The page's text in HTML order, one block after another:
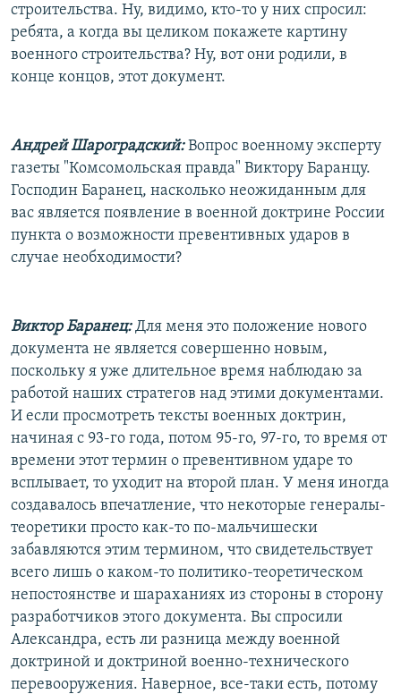
строительства. Ну, видимо, кто-то у них спросил:
ребята, а когда вы целиком покажете картину
военного строительства? Ну, вот они родили, в
конце концов, этот документ.
Андрей Шароградский:Вопрос военному эксперту
газеты "Комсомольская правда" Виктору Баранцу.
Господин Баранец, насколько неожиданным для
вас является появление в военной доктрине России
пункта о возможности превентивных ударов в
случае необходимости?
Виктор Баранец:Для меня это положение нового
документа не является совершенно новым,
поскольку я уже длительное время наблюдаю за
работой наших стратегов над этими документами.
И если просмотреть тексты военных доктрин,
начиная с 93-го года, потом 95-го, 97-го, то время от
времени этот термин о превентивном ударе то
всплывает, то уходит на второй план. У меня иногда
создавалось впечатление, что некоторые генералы-
теоретики просто как-то по-мальчишески
забавляются этим термином, что свидетельствует
всего лишь о каком-то политико-теоретическом
непостоянстве и шараханиях из стороны в сторону
разработчиков этого документа. Вы спросили
Александра, есть ли разница между военной
доктриной и доктриной военно-технического
перевооружения. Наверное, все-таки есть, потому